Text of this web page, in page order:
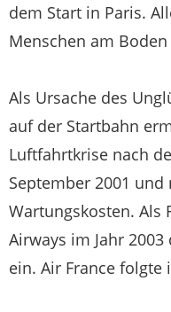
dem Start in Paris.
Menschen am
Als Ursache des
auf der Startbahn
Luftfahrtkrise nach
September 2001
Wartungskosten. Als
Airways im Jahr
ein. Air France folgte